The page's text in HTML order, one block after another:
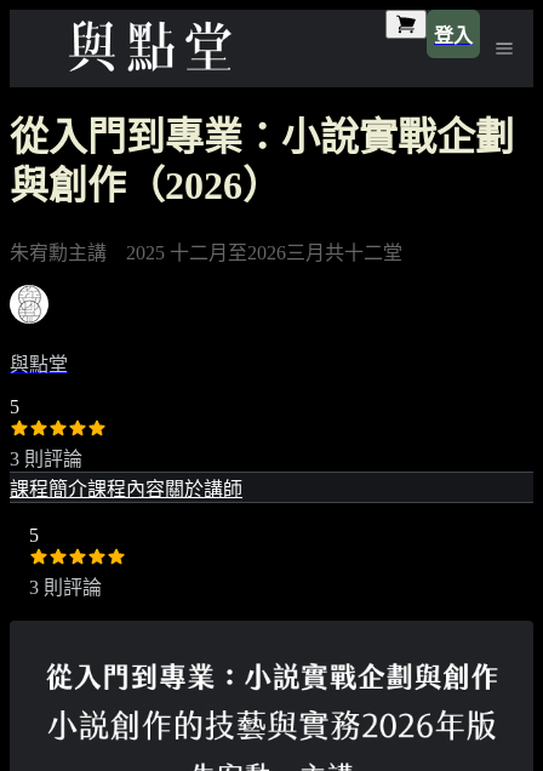
登入
從入門到專業：小說實戰企劃
與創作（2026）
朱宥勳主講 2025 十二月至2026三月共十二堂
與點堂
5
3 則評論
課程簡介課程內容關於講師
5
3 則評論